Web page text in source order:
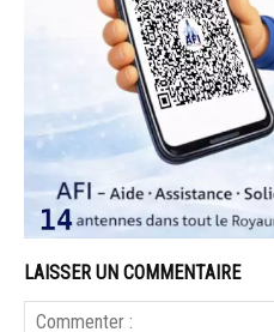
LAISSER UN COMMENTAIRE